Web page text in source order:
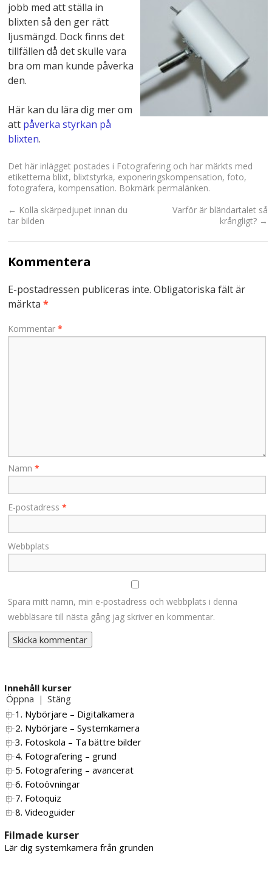
jobb med att ställa in
blixten så den ger rätt
ljusmängd. Dock finns det
tillfällen då det skulle vara
bra om man kunde påverka
den.
Här kan du lära dig mer om
att påverka styrkan på
blixten.
Det här inlägget postades i Fotograferingoch har märkts med
etiketterna blixt, blixtstyrka, exponeringskompensation, foto,
fotografera, kompensation. Bokmärk permalänken.
← Kolla skärpedjupet innan du
tar bilden
Varför är bländartalet så
krångligt? →
Kommentera
E-postadressen publiceras inte. Obligatoriska fält är
märkta *
Kommentar *
Namn *
E-postadress *
Webbplats
Spara mitt namn, min e-postadress och webbplats i denna
webbläsare till nästa gång jag skriver en kommentar.
Innehåll kurser
Öppna | Stäng
1. Nybörjare – Digitalkamera
2. Nybörjare – Systemkamera
3. Fotoskola – Ta bättre bilder
4. Fotografering – grund
5. Fotografering – avancerat
6. Fotoövningar
7. Fotoquiz
8. Videoguider
Filmade kurser
Lär dig systemkamera från grunden